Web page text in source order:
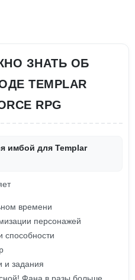
ЗНАТЬ ОБ
TEMPLAR
RPG
имбой для Templar
времени
персонажей
способности
и задания